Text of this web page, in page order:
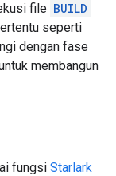
file BUILD
seperti
dengan fase
membangun
fungsi Starlark